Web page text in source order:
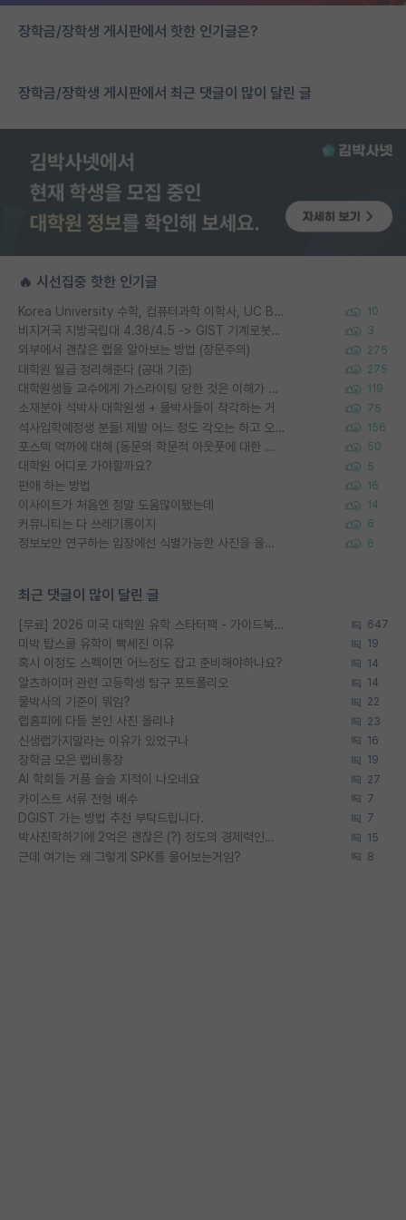
장학금/장학생 게시판에서 핫한 인기글은?
장학금/장학생 게시판에서 최근 댓글이 많이 달린 글
🔥 시선집중 핫한 인기글
Korea University 수학, 컴퓨터과학 이학사, UC Berkeley 산업공학 대학원 공학박사가 되는 것은 쉽지 않겠죠? 10
비지거국 지방국립대 4.38/4.5 -> GIST 기계로봇공학과 석사 3
외부에서 괜찮은 랩을 알아보는 방법 (장문주의) 275
대학원 월급 정리해준다 (공대 기준) 275
대학원생들 교수에게 가스라이팅 당한 것은 이해가 갑니다. 안타깝네요. 119
소재분야 석박사 대학원생 + 물박사들이 착각하는 거 75
석사입학예정생 분들! 제발 어느 정도 각오는 하고 오세요. 156
포스텍 억까에 대해 (동문의 학문적 아웃풋에 대한 반박) 50
대학원 어디로 가야할까요? 5
편애 하는 방법 16
이사이트가 처음엔 정말 도움많이됐는데 14
커뮤니티는 다 쓰레기통이지 6
정보보안 연구하는 입장에선 식별가능한 사진을 올리는건 비추이긴함 6
최근 댓글이 많이 달린 글
[무료] 2026 미국 대학원 유학 스타터팩 - 가이드북 & 합격자 컨택메일 템플릿 647
미박 탑스쿨 유학이 빡세진 이유 19
혹시 이정도 스펙이면 어느정도 잡고 준비해야하나요? 14
알츠하이머 관련 고등학생 탐구 포트폴리오 14
물박사의 기준이 뭐임? 22
랩홈피에 다들 본인 사진 올리냐 23
신생랩가지말라는 이유가 있었구나 16
장학금 모은 랩비통장 19
AI 학회들 거품 슬슬 지적이 나오네요 27
카이스트 서류 전형 배수 7
DGIST 가는 방법 추천 부탁드립니다. 7
박사진학하기에 2억은 괜찮은 (?) 정도의 경제력인가요 15
근데 여기는 왜 그렇게 SPK를 물어보는거임? 8